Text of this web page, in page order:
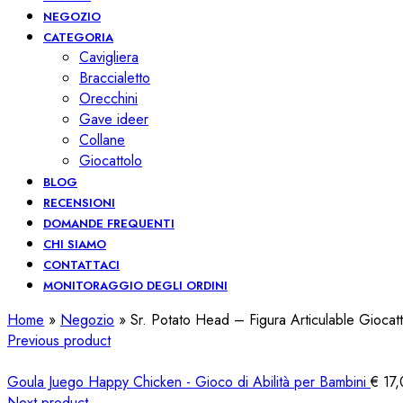
NEGOZIO
CATEGORIA
Cavigliera
Braccialetto
Orecchini
Gave ideer
Collane
Giocattolo
BLOG
RECENSIONI
DOMANDE FREQUENTI
CHI SIAMO
CONTATTACI
MONITORAGGIO DEGLI ORDINI
Home » Negozio » Sr. Potato Head – Figura Articulable
Previous product
Goula Juego Happy Chicken - Gioco di Abilità per Bambini€